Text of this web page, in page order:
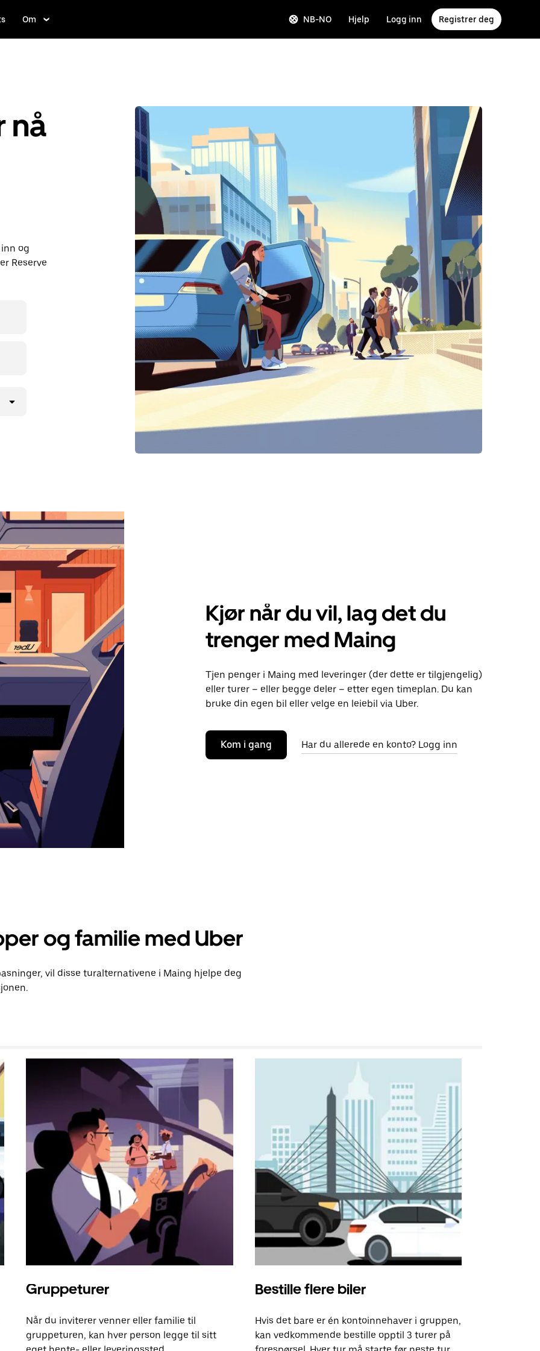
Om NB-NO Hjelp Logg inn Registrer deg
nå
og
Reserve
Kjør når du vil, lag det du
trenger med Maing
Tjen penger i Maing med leveringer (der dette er tilgjengelig)
eller turer – eller begge deler – etter egen timeplan. Du kan
bruke din egen bil eller velge en leiebil via Uber.
Kom i gang Har du allerede en konto? Logg inn
og familie med Uber
vil disse turalternativene i Maing hjelpe deg
Gruppeturer
Når du inviterer venner eller familie til
gruppeturen, kan hver person legge til sitt
Bestille flere biler
Hvis det bare er én kontoinnehaver i gruppen,
kan vedkommende bestille opptil 3 turer på